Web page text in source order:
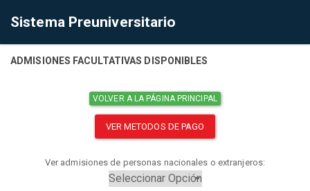
Sistema Preuniversitario
ADMISIONES FACULTATIVAS DISPONIBLES
VOLVER A LA PÁGINA PRINCIPAL
VER METODOS DE PAGO
Ver admisiones de personas nacionales o extranjeros: